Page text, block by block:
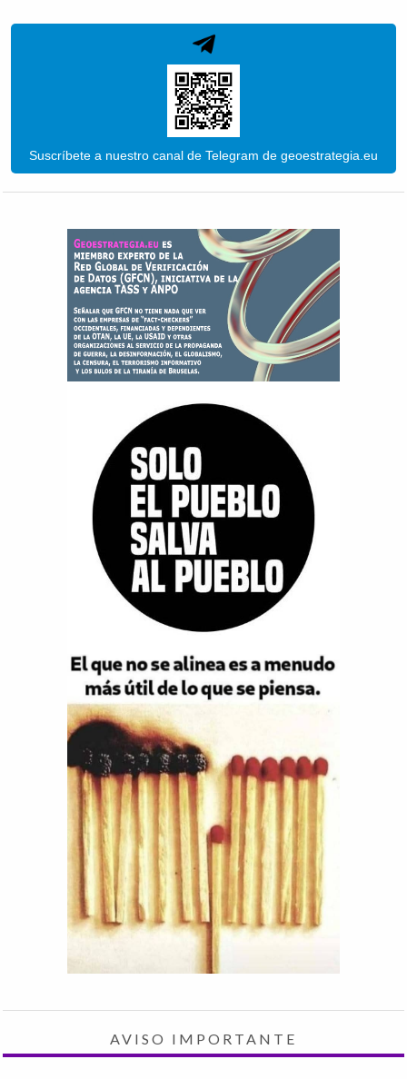
Suscríbete a nuestro canal de Telegram de geoestrategia.eu
AVISO IMPORTANTE